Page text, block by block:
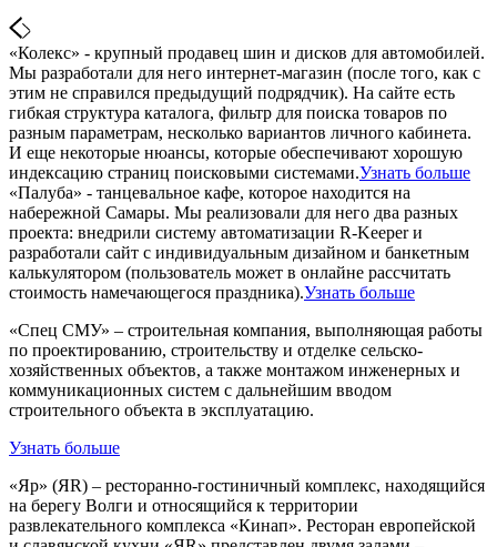
«Колекс» - крупный продавец шин и дисков для автомобилей.
Мы разработали для него интернет-магазин (после того, как с
этим не справился предыдущий подрядчик). На сайте есть
гибкая структура каталога, фильтр для поиска товаров по
разным параметрам, несколько вариантов личного кабинета.
И еще некоторые нюансы, которые обеспечивают хорошую
индексацию страниц поисковыми системами.Узнать больше
«Палуба» - танцевальное кафе, которое находится на
набережной Самары. Мы реализовали для него два разных
проекта: внедрили систему автоматизации R-Keeper и
разработали сайт с индивидуальным дизайном и банкетным
калькулятором (пользователь может в онлайне рассчитать
стоимость намечающегося праздника).Узнать больше
«Спец СМУ» – строительная компания, выполняющая работы
по проектированию, строительству и отделке сельско-
хозяйственных объектов, а также монтажом инженерных и
коммуникационных систем с дальнейшим вводом
строительного объекта в эксплуатацию.
Узнать больше
«Яр» (ЯR) – ресторанно-гостиничный комплекс, находящийся
на берегу Волги и относящийся к территории
развлекательного комплекса «Кинап». Ресторан европейской